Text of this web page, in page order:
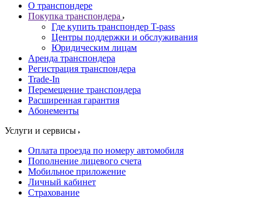
О транспондере
Покупка транспондера
Где купить транспондер T-pass
Центры поддержки и обслуживания
Юридическим лицам
Аренда транспондера
Регистрация транспондера
Trade-In
Перемещение транспондера
Расширенная гарантия
Абонементы
Услуги и сервисы
Оплата проезда по номеру автомобиля
Пополнение лицевого счета
Мобильное приложение
Личный кабинет
Страхование